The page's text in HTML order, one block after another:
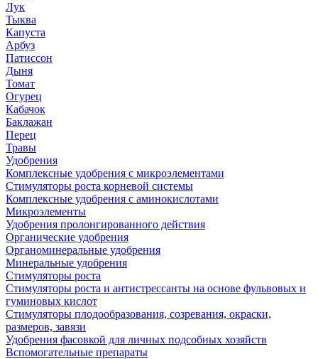
Лук
Тыква
Капуста
Арбуз
Патиссон
Дыня
Томат
Огурец
Кабачок
Баклажан
Перец
Травы
Удобрения
Комплексные удобрения с микроэлементами
Стимуляторы роста корневой системы
Комплексные удобрения с аминокислотами
Микроэлементы
Удобрения пролонгированного действия
Органические удобрения
Органоминеральные удобрения
Минеральные удобрения
Стимуляторы роста
Стимуляторы роста и антистрессанты на основе фульвовых и
гуминовых кислот
Стимуляторы плодообразования, созревания, окраски,
размеров, завязи
Удобрения фасовкой для личных подсобных хозяйств
Вспомогательные препараты